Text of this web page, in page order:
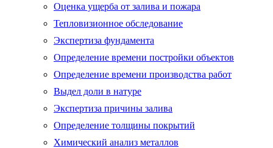
Оценка ущерба от залива и пожара
Тепловизионное обследование
Экспертиза фундамента
Определение времени постройки объектов
Определение времени производства работ
Выдел доли в натуре
Экспертиза причины залива
Определение толщины покрытий
Химический анализ металлов